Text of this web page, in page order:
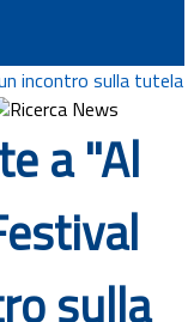
incontro sulla tutela
Ricerca News
a "Al
sulla